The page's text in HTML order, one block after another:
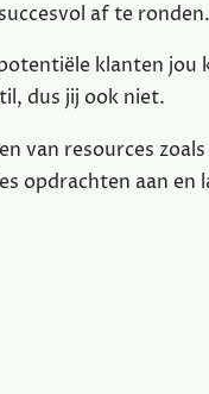
af te ronden.
klanten jou
dus jij ook niet.
van resources
opdrachten aan